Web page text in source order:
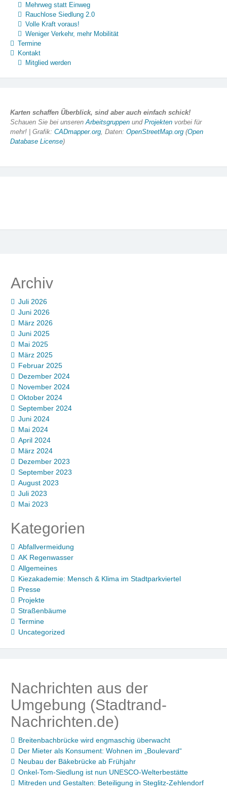
Mehrweg statt Einweg
Rauchlose Siedlung 2.0
Volle Kraft voraus!
Weniger Verkehr, mehr Mobilität
Termine
Kontakt
Mitglied werden
Karten schaffen Überblick, sind aber auch einfach schick!
Schauen Sie bei unseren Arbeitsgruppenund Projektenvorbei für
mehr! | Grafik: CADmapper.org, Daten: OpenStreetMap.org(Open
Database License)
Archiv
Juli 2026
Juni 2026
März 2026
Juni 2025
Mai 2025
März 2025
Februar 2025
Dezember 2024
November 2024
Oktober 2024
September 2024
Juni 2024
Mai 2024
April 2024
März 2024
Dezember 2023
September 2023
August 2023
Juli 2023
Mai 2023
Kategorien
Abfallvermeidung
AK Regenwasser
Allgemeines
Kiezakademie: Mensch & Klima im Stadtparkviertel
Presse
Projekte
Straßenbäume
Termine
Uncategorized
Nachrichten aus der
Umgebung (Stadtrand-
Nachrichten.de)
Breitenbachbrücke wird engmaschig überwacht
Der Mieter als Konsument: Wohnen im „Boulevard“
Neubau der Bäkebrücke ab Frühjahr
Onkel-Tom-Siedlung ist nun UNESCO-Welterbestätte
Mitreden und Gestalten: Beteiligung in Steglitz-Zehlendorf